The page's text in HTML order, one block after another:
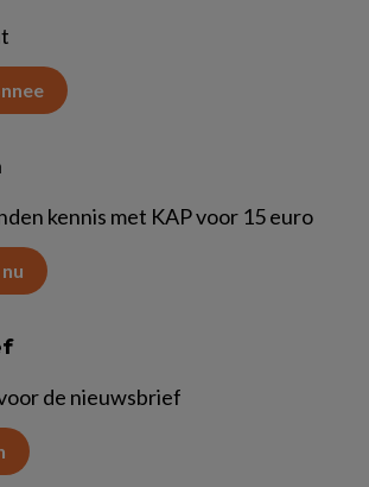
kennis met KAP voor 15 euro
de nieuwsbrief